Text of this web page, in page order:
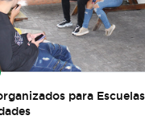
para